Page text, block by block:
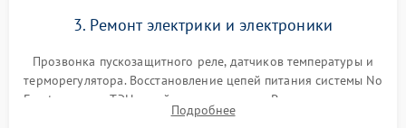
3. Ремонт электрики и электроники
Прозвонка пускозащитного реле, датчиков температуры и
терморегулятора. Восстановление цепей питания системы No
Frost, включая ТЭН оттайки и вентилятор. Ремонт или замена
платы управления при сбоях алгоритмов.
Подробнее